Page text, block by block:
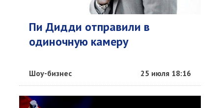
Пи Дидди отправили в
одиночную камеру
Шоу-бизнес 25 июля 18:16